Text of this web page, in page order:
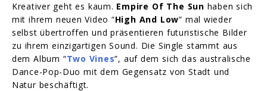
Kreativer geht es kaum. Empire Of The Sun haben sich
mit ihrem neuen Video “High And Low” mal wieder
selbst übertroffen und präsentieren futuristische Bilder
zu ihrem einzigartigen Sound. Die Single stammt aus
dem Album “Two Vines”, auf dem sich das australische
Dance-Pop-Duo mit dem Gegensatz von Stadt und
Natur beschäftigt.